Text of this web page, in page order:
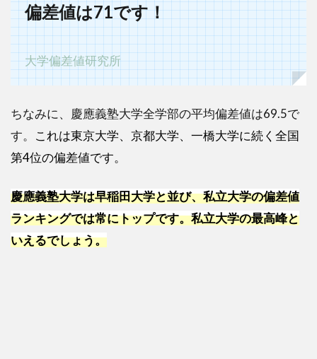
偏差値は71です！
大学偏差値研究所
ちなみに、慶應義塾大学全学部の平均偏差値は69.5で
す。 これは東京大学、京都大学、一橋大学に続く全国
第4位の偏差値です。
慶應義塾大学は早稲田大学と並び、私立大学の偏差値
ランキングでは常にトップです。私立大学の最高峰と
いえるでしょう。